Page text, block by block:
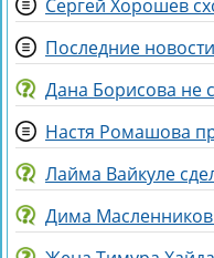
Лайма Вайкуле
Дима